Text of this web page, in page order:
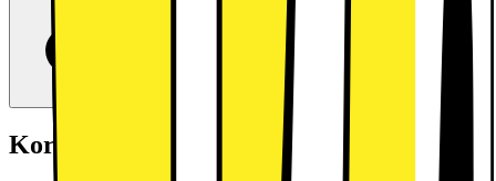
Kort om produkten